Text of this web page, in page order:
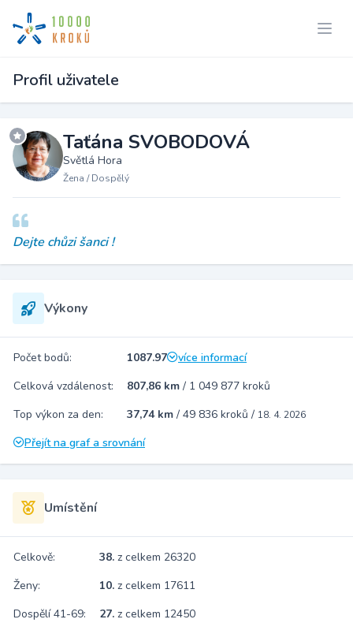
Profil uživatele
Taťána SVOBODOVÁ
Světlá Hora
Žena / Dospělý
Dejte chůzi šanci !
Výkony
Počet bodů: 1087.97
více informací
Celková vzdálenost:
807,86 km / 1 049 877 kroků
Top výkon za den:
37,74 km / 49 836 kroků / 18. 4. 2026
Přejít na graf a srovnání
Umístění
Celkově: 38. z celkem 26320
Ženy:
10. z celkem 17611
Dospělí 41-69:
27. z celkem 12450